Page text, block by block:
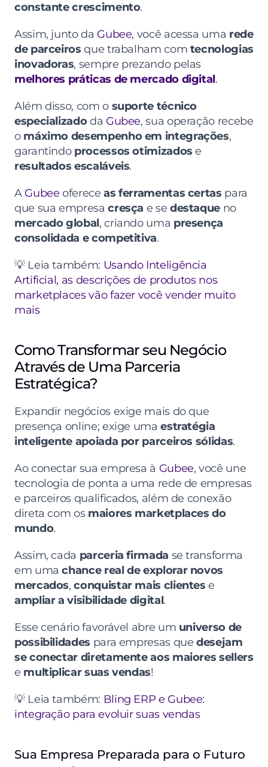
constante crescimento.
Assim, junto da Gubee, você acessa uma rede
de parceiros que trabalham com tecnologias
inovadoras
melhores práticas de mercado digital.
Além disso, com o suporte técnico
especializado da Gubee, sua operação recebe
o máximo desempenho em integrações,
garantindo processos otimizados
resultados escaláveis.
A Gubee oferece as ferramentas certas para
que sua empresa cresça e se destaque
no
mercado global, criando uma presença
consolidada e competitiva.
💡 Leia também: Usando Inteligência
Artificial, as descrições de produtos nos
marketplaces vão fazer você vender muito
mais
Como Transformar seu Negócio
Através de Uma Parceria
Estratégica?
Expandir negócios exige mais do que
presença online; exige uma estratégia
inteligente apoiada por parceiros sólidas.
Ao conectar sua empresa à Gubee, você une
tecnologia de ponta a uma rede de empresas
e parceiros qualificados, além de conexão
direta com os maiores marketplaces do
mundo.
Assim, cada parceria firmada se transforma
em uma chance real de explorar novos
mercados, conquistar mais clientes
ampliar a visibilidade digital.
Esse cenário favorável abre um universo de
possibilidades para empresas que desejam
se conectar diretamente aos maiores sellers
e multiplicar suas vendas!
💡 Leia também: Bling ERP e Gubee:
integração para evoluir suas vendas
Sua Empresa Preparada para o Futuro